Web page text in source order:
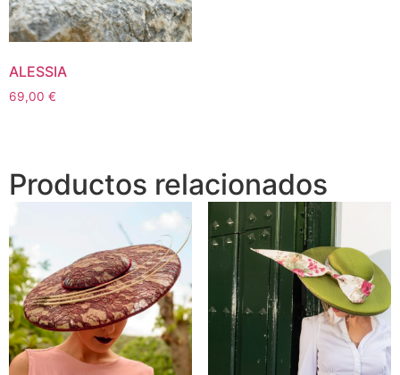
ALESSIA
69,00 €
Productos relacionados